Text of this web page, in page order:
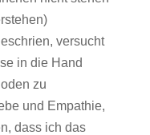
versucht
in die Hand
zu
und Empathie,
dass ich das